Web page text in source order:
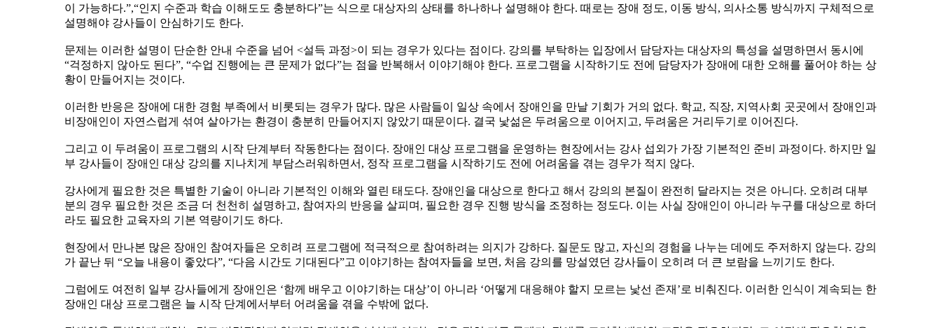
이 가능하다.”,“인지 수준과 학습 이해도도 충분하다”는 식으로 대상자의 상태를 하나하나 설명해야 한다. 때로는 장애 정도, 이동 방식, 의사소통 방식까지 구체적으로
설명해야 강사들이 안심하기도 한다.
문제는 이러한 설명이 단순한 안내 수준을 넘어 <설득 과정>이 되는 경우가 있다는 점이다. 강의를 부탁하는 입장에서 담당자는 대상자의 특성을 설명하면서 동시에
“걱정하지 않아도 된다”, “수업 진행에는 큰 문제가 없다”는 점을 반복해서 이야기해야 한다. 프로그램을 시작하기도 전에 담당자가 장애에 대한 오해를 풀어야 하는 상
황이 만들어지는 것이다.
이러한 반응은 장애에 대한 경험 부족에서 비롯되는 경우가 많다. 많은 사람들이 일상 속에서 장애인을 만날 기회가 거의 없다. 학교, 직장, 지역사회 곳곳에서 장애인과
비장애인이 자연스럽게 섞여 살아가는 환경이 충분히 만들어지지 않았기 때문이다. 결국 낯섦은 두려움으로 이어지고, 두려움은 거리두기로 이어진다.
그리고 이 두려움이 프로그램의 시작 단계부터 작동한다는 점이다. 장애인 대상 프로그램을 운영하는 현장에서는 강사 섭외가 가장 기본적인 준비 과정이다. 하지만 일
부 강사들이 장애인 대상 강의를 지나치게 부담스러워하면서, 정작 프로그램을 시작하기도 전에 어려움을 겪는 경우가 적지 않다.
강사에게 필요한 것은 특별한 기술이 아니라 기본적인 이해와 열린 태도다. 장애인을 대상으로 한다고 해서 강의의 본질이 완전히 달라지는 것은 아니다. 오히려 대부
분의 경우 필요한 것은 조금 더 천천히 설명하고, 참여자의 반응을 살피며, 필요한 경우 진행 방식을 조정하는 정도다. 이는 사실 장애인이 아니라 누구를 대상으로 하더
라도 필요한 교육자의 기본 역량이기도 하다.
현장에서 만나본 많은 장애인 참여자들은 오히려 프로그램에 적극적으로 참여하려는 의지가 강하다. 질문도 많고, 자신의 경험을 나누는 데에도 주저하지 않는다. 강의
가 끝난 뒤 “오늘 내용이 좋았다”, “다음 시간도 기대된다”고 이야기하는 참여자들을 보면, 처음 강의를 망설였던 강사들이 오히려 더 큰 보람을 느끼기도 한다.
그럼에도 여전히 일부 강사들에게 장애인은 ‘함께 배우고 이야기하는 대상’이 아니라 ‘어떻게 대응해야 할지 모르는 낯선 존재’로 비춰진다. 이러한 인식이 계속되는 한
장애인 대상 프로그램은 늘 시작 단계에서부터 어려움을 겪을 수밖에 없다.